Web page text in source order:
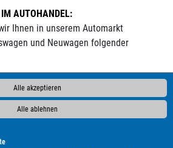
Alle akzeptieren
Alle ablehnen
AUTOHANDEL:
Ihnen in unserem Automarkt
und Neuwagen folgender
Aixam Alfa Romeo Andere
Audi
BYD Bentley Borgward
Bürstner
Chausson Chevrolet